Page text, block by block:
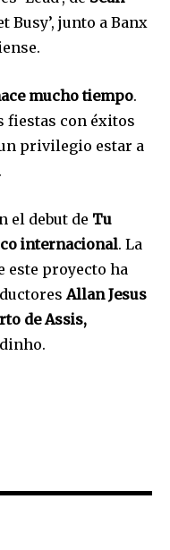
Busy’, junto a Banx
mucho tiempo.
fiestas con éxitos
privilegio estar a
el debut de Tu
internacional. La
este proyecto ha
Allan Jesus
de Assis,